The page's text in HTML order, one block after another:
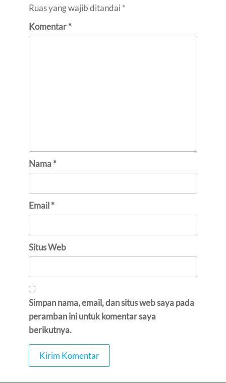
Ruas yang wajib ditandai *
Komentar*
Nama*
Email*
Situs Web
Simpan nama, email, dan situs web saya pada
peramban ini untuk komentar saya
berikutnya.